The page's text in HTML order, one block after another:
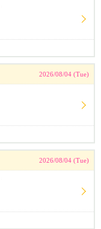
2026/08/04 (Tue)
2026/08/04 (Tue)